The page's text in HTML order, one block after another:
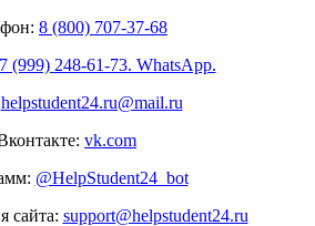
8 (800) 707-37-68
(999) 248-61-73. WhatsApp.
helpstudent24.ru@mail.ru
vk.com
@HelpStudent24_bot
сайта: support@helpstudent24.ru